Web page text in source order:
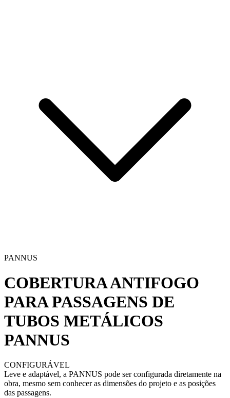
PANNUS
COBERTURA ANTIFOGO
PARA PASSAGENS DE
TUBOS METÁLICOS
PANNUS
CONFIGURÁVEL
Leve e adaptável, a PANNUS pode ser configurada diretamente na
obra, mesmo sem conhecer as dimensões do projeto e as posições
das passagens.